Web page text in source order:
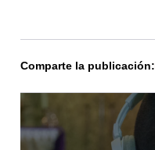
Comparte la publicación: